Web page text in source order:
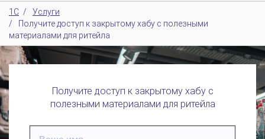
1С /
Услуги
/
Получите доступ к закрытому хабу с полезными
материалами для ритейла
Получите доступ к закрытому хабу с
полезными материалами для ритейла